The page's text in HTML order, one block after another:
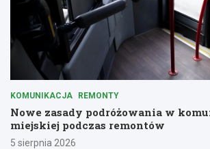
KOMUNIKACJA REMONTY
Nowe zasady podróżowania w
miejskiej podczas remontów
5 sierpnia 2026